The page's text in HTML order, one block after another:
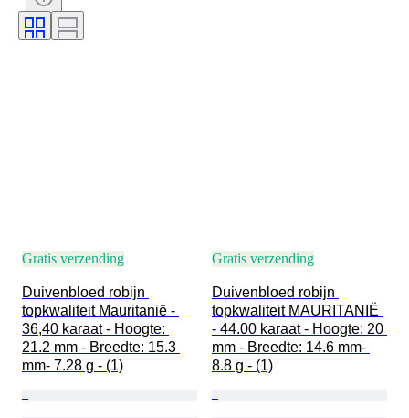
Gratis verzending
Duivenbloed robijn
topkwaliteit Mauritanië -
36,40 karaat - Hoogte:
21.2 mm - Breedte: 15.3
mm- 7.28 g - (1)
Gratis verzending
Duivenbloed robijn
topkwaliteit MAURITANIË
- 44.00 karaat - Hoogte: 20
mm - Breedte: 14.6 mm-
8.8 g - (1)